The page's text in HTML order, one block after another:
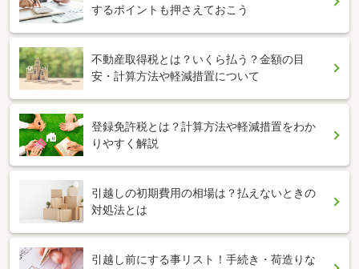
するポイントも押さえておこう
不動産取得税とは？いくら払う？金額の目
安・計算方法や軽減措置について
登録免許税とは？計算方法や軽減措置をわか
りやすく解説
引越しの初期費用の相場は？払えないときの
対処法とは
引越し前にする事リスト！手続き・荷造りな